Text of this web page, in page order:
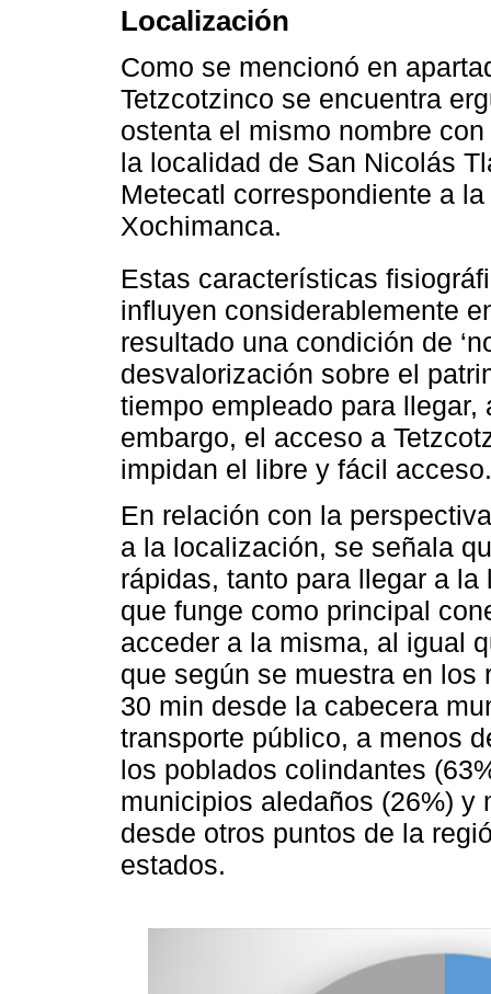
Localización
Como se mencionó en
Tetzcotzinco se encuentra
ostenta el mismo nombre
la localidad de San Nicolás
Metecatl correspondiente a
Xochimanca.
Estas características
influyen considerablemente
resultado una condición de
desvalorización sobre el
tiempo empleado para
embargo, el acceso a
impidan el libre y fácil acceso.
En relación con la
a la localización, se señala
rápidas, tanto para llegar a
que funge como principal
acceder a la misma, al igual
que según se muestra en
30 min desde la cabecera
transporte público, a menos
los poblados colindantes
municipios aledaños (26%) y
desde otros puntos de la
estados.